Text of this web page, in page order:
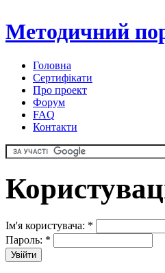
Методичний
Головна
Сертифікати
Про проект
Форум
FAQ
Контакти
Ім'я користувача: *
Пароль: *